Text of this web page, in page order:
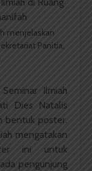
menjelaskan
Panitia,
Ilmiah
Dies Natalis
bentuk poster.
mengatakan
ini untuk
pengunjung